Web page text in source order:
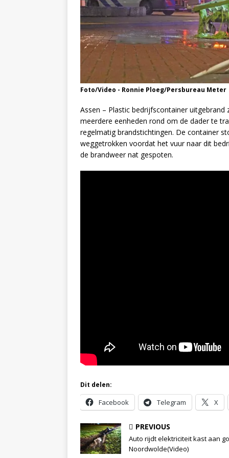
Foto/Video - Ronnie Ploeg/Persbureau Meter
Assen – Plastic bedrijfscontainer
meerdere eenheden rond om de dader te
regelmatig brandstichtingen. De container
weggetrokken voordat het vuur naar dit
de brandweer nat gespoten.
Dit delen:
Facebook Telegram X
PREVIOUS
Auto rijdt elektriciteit kast aan
Noordwolde(Video)